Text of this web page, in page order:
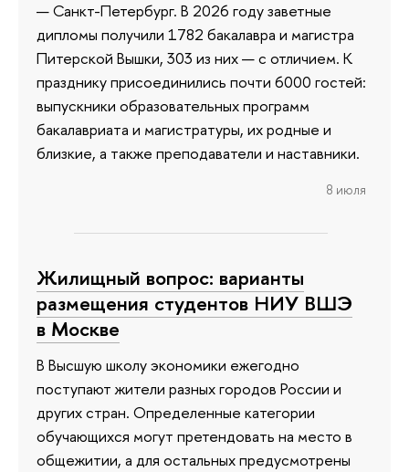
— Санкт-Петербург. В 2026 году заветные
дипломы получили 1782 бакалавра и магистра
Питерской Вышки, 303 из них — с отличием. К
празднику присоединились почти 6000 гостей:
выпускники образовательных программ
бакалавриата и магистратуры, их родные и
близкие, а также преподаватели и наставники.
8 июля
Жилищный вопрос: варианты
размещения студентов НИУ ВШЭ
в Москве
В Высшую школу экономики ежегодно
поступают жители разных городов России и
других стран. Определенные категории
обучающихся могут претендовать на место в
общежитии, а для остальных предусмотрены